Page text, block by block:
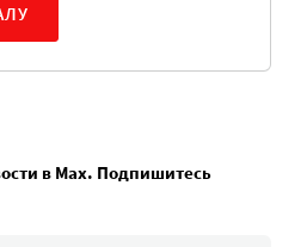
в Max. Подпишитесь